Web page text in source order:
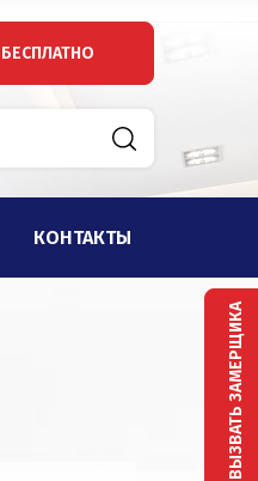
БЕСПЛАТНО
КОНТАКТЫ
ВЫЗВАТЬ ЗАМЕРЩИКА